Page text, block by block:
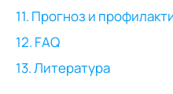
11. Прогноз и
12. FAQ
13. Литература